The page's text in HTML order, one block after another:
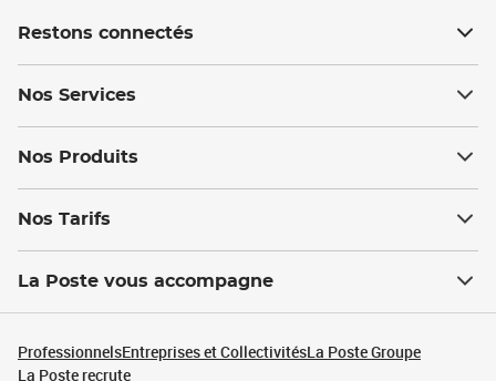
Restons connectés
Nos Services
Nos Produits
Nos Tarifs
La Poste vous accompagne
ProfessionnelsEntreprises et CollectivitésLa Poste Groupe
La Poste recrute